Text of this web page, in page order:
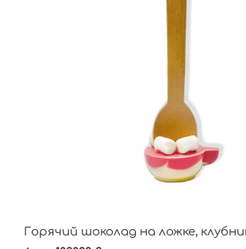
Горячий шоколад на ложке,